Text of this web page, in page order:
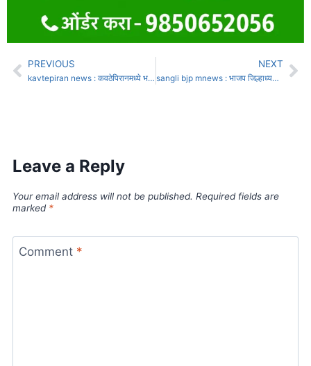
PREVIOUS
kavtepiran news : कवठेपिरानमध्ये भरधाव रिक्षाच्या धडकेत मुलीचा झाला मृत्यू :
NEXT
sangli bjp mnews : भाजप जिल्हाध्यक्ष निवडीत दिग्गजांना धक्का
Leave a Reply
Your email address will not be published. Required fields are
marked *
Comment *